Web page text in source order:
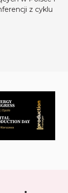
z cyklu